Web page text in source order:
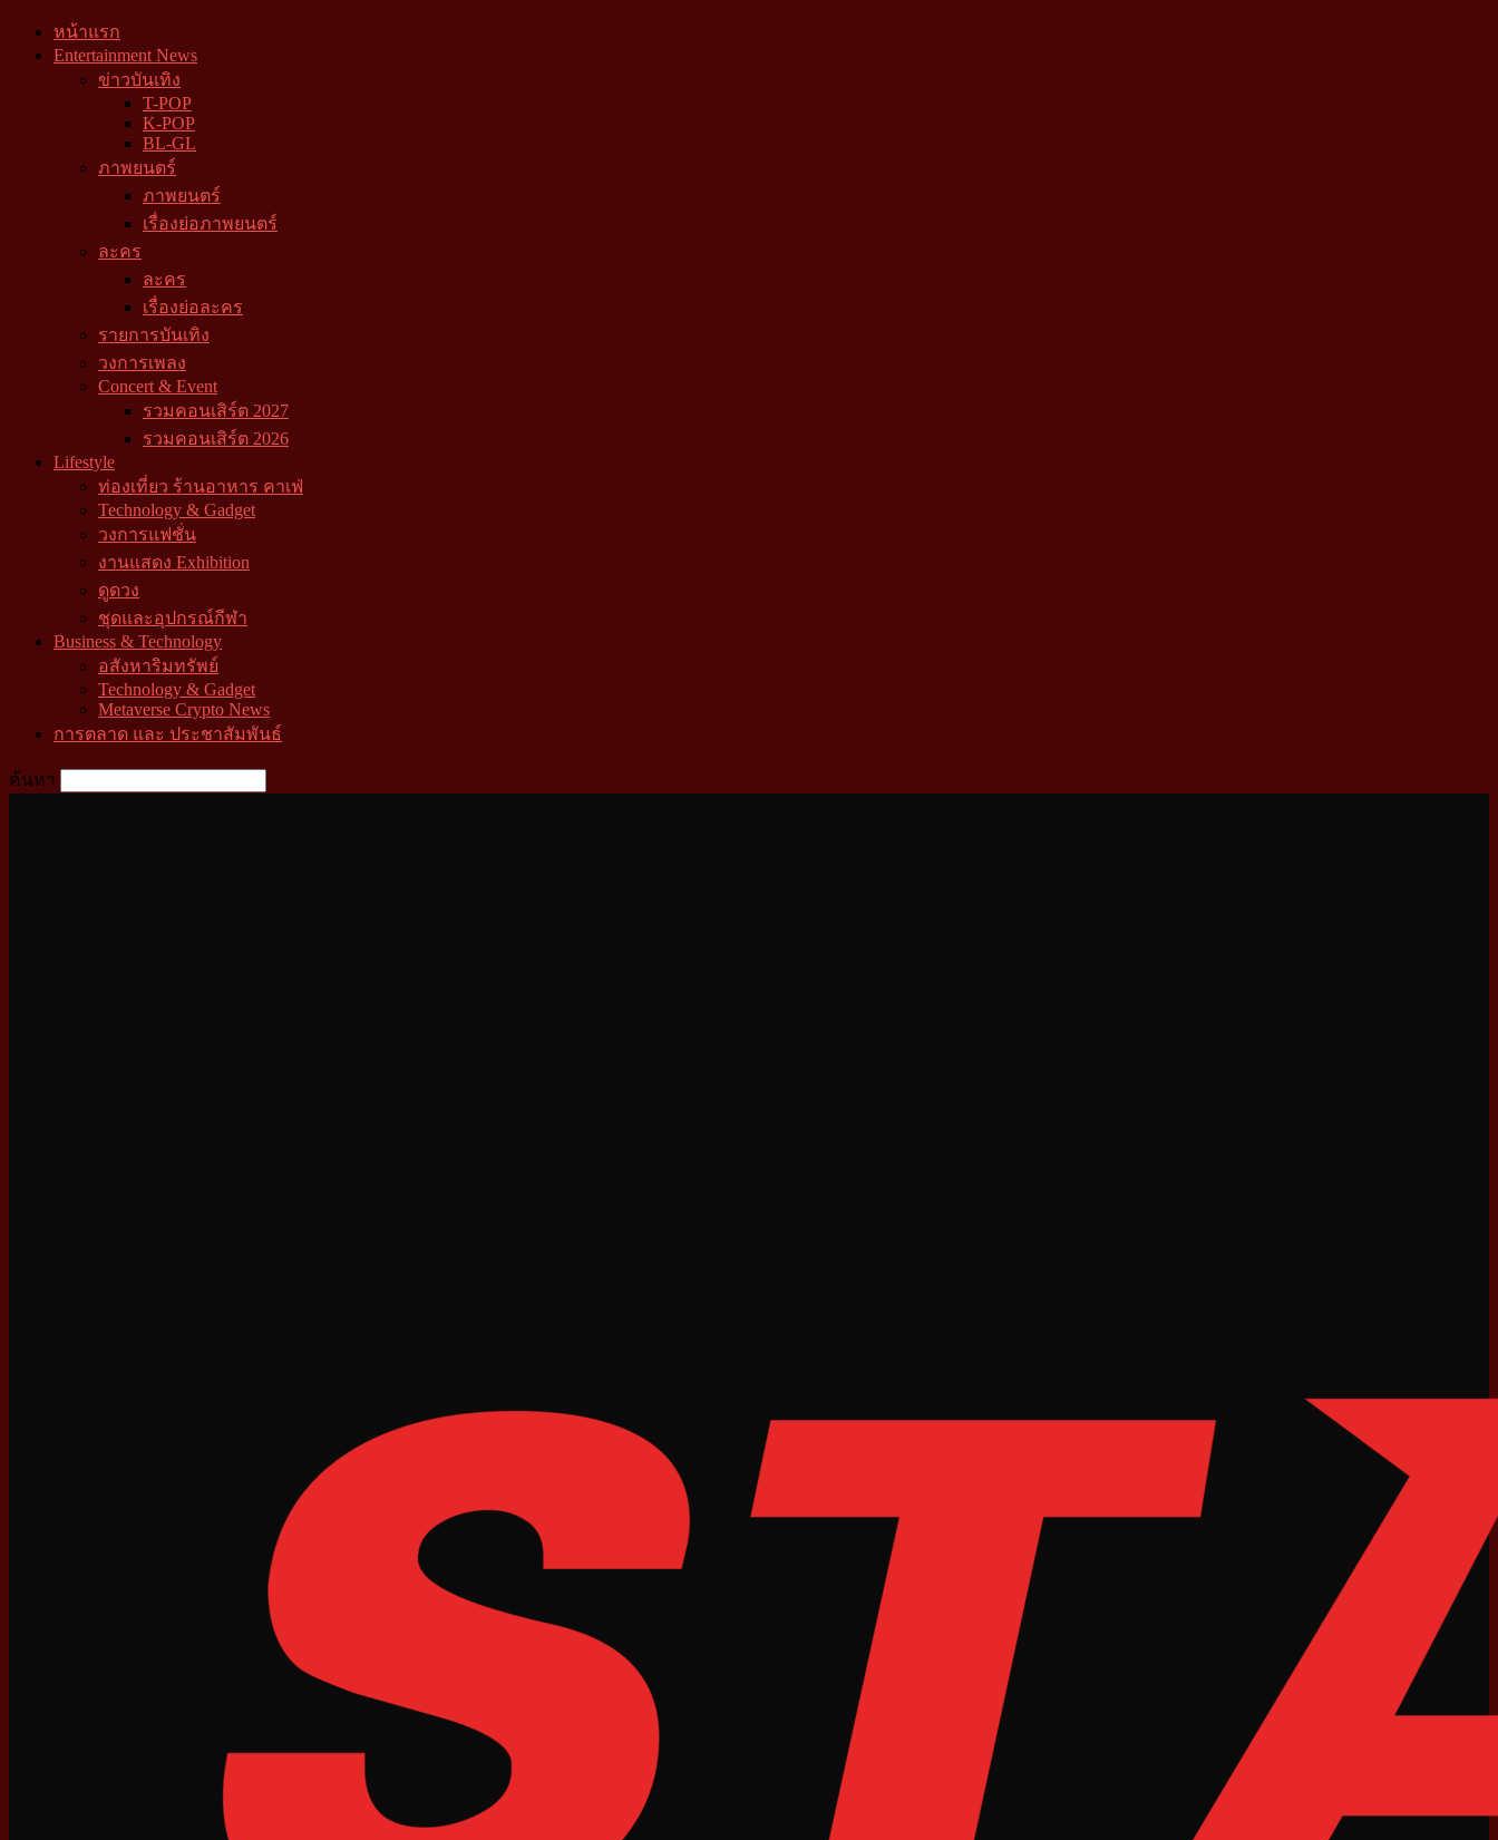
หน้าแรก
Entertainment News
ข่าวบันเทิง
T-POP
K-POP
BL-GL
ภาพยนตร์
ภาพยนตร์
เรื่องย่อภาพยนตร์
ละคร
ละคร
เรื่องย่อละคร
รายการบันเทิง
วงการเพลง
Concert & Event
รวมคอนเสิร์ต 2027
รวมคอนเสิร์ต 2026
Lifestyle
ท่องเที่ยว ร้านอาหาร คาเฟ่
Technology & Gadget
วงการแฟชั่น
งานแสดง Exhibition
ดูดวง
ชุดและอุปกรณ์กีฬา
Business & Technology
อสังหาริมทรัพย์
Technology & Gadget
Metaverse Crypto News
การตลาด และ ประชาสัมพันธ์
ค้นหา